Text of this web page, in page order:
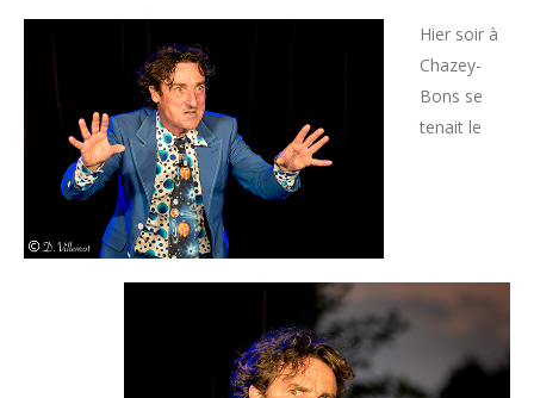
Hier soir à
Chazey-
Bons se
tenait le